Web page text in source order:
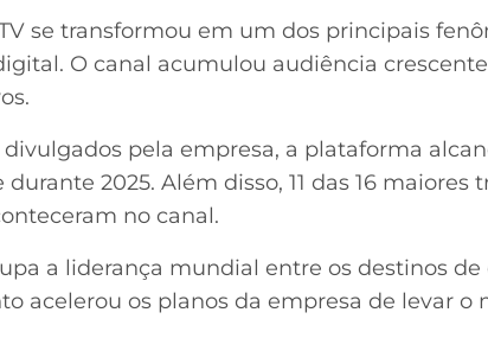
se transformou em um dos principais
O canal acumulou audiência
pela empresa, a plataforma
2025. Além disso, 11 das 16 maiores
no canal.
a liderança mundial entre os destinos
acelerou os planos da empresa de levar o